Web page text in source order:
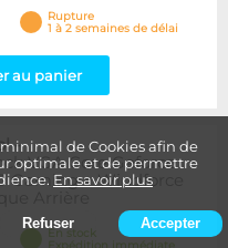
de Cookies afin de
optimale et de permettre
En savoir plus
Refuser Accepter
Rupture
1 à 2 semaines de délai
au panier
-
VGA Core Geforce
Gaming + Windforce
En stock
Expédition immédiate